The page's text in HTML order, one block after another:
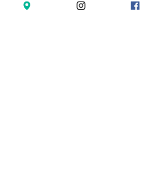
unterhalb der Gürtellinie befinden,